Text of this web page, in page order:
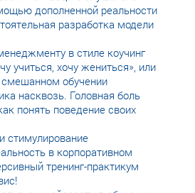
дополненной реальности
разработка модели
в стиле коучинг
учиться, хочу жениться», или
смешанном обучении
насквозь. Головная боль
понять поведение своих
стимулирование
в корпоративном
тренинг-практикум